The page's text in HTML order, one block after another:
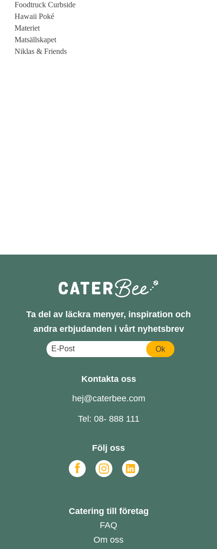
Foodtruck Curbside
Hawaii Poké
Materiet
Matsällskapet
Niklas & Friends
Ta del av läckra menyer, inspiration och
andra erbjudanden i vårt nyhetsbrev
Ok
Kontakta oss
hej@caterbee.com
Tel: 08- 888 111
Följ oss
Catering till företag
FAQ
Om oss